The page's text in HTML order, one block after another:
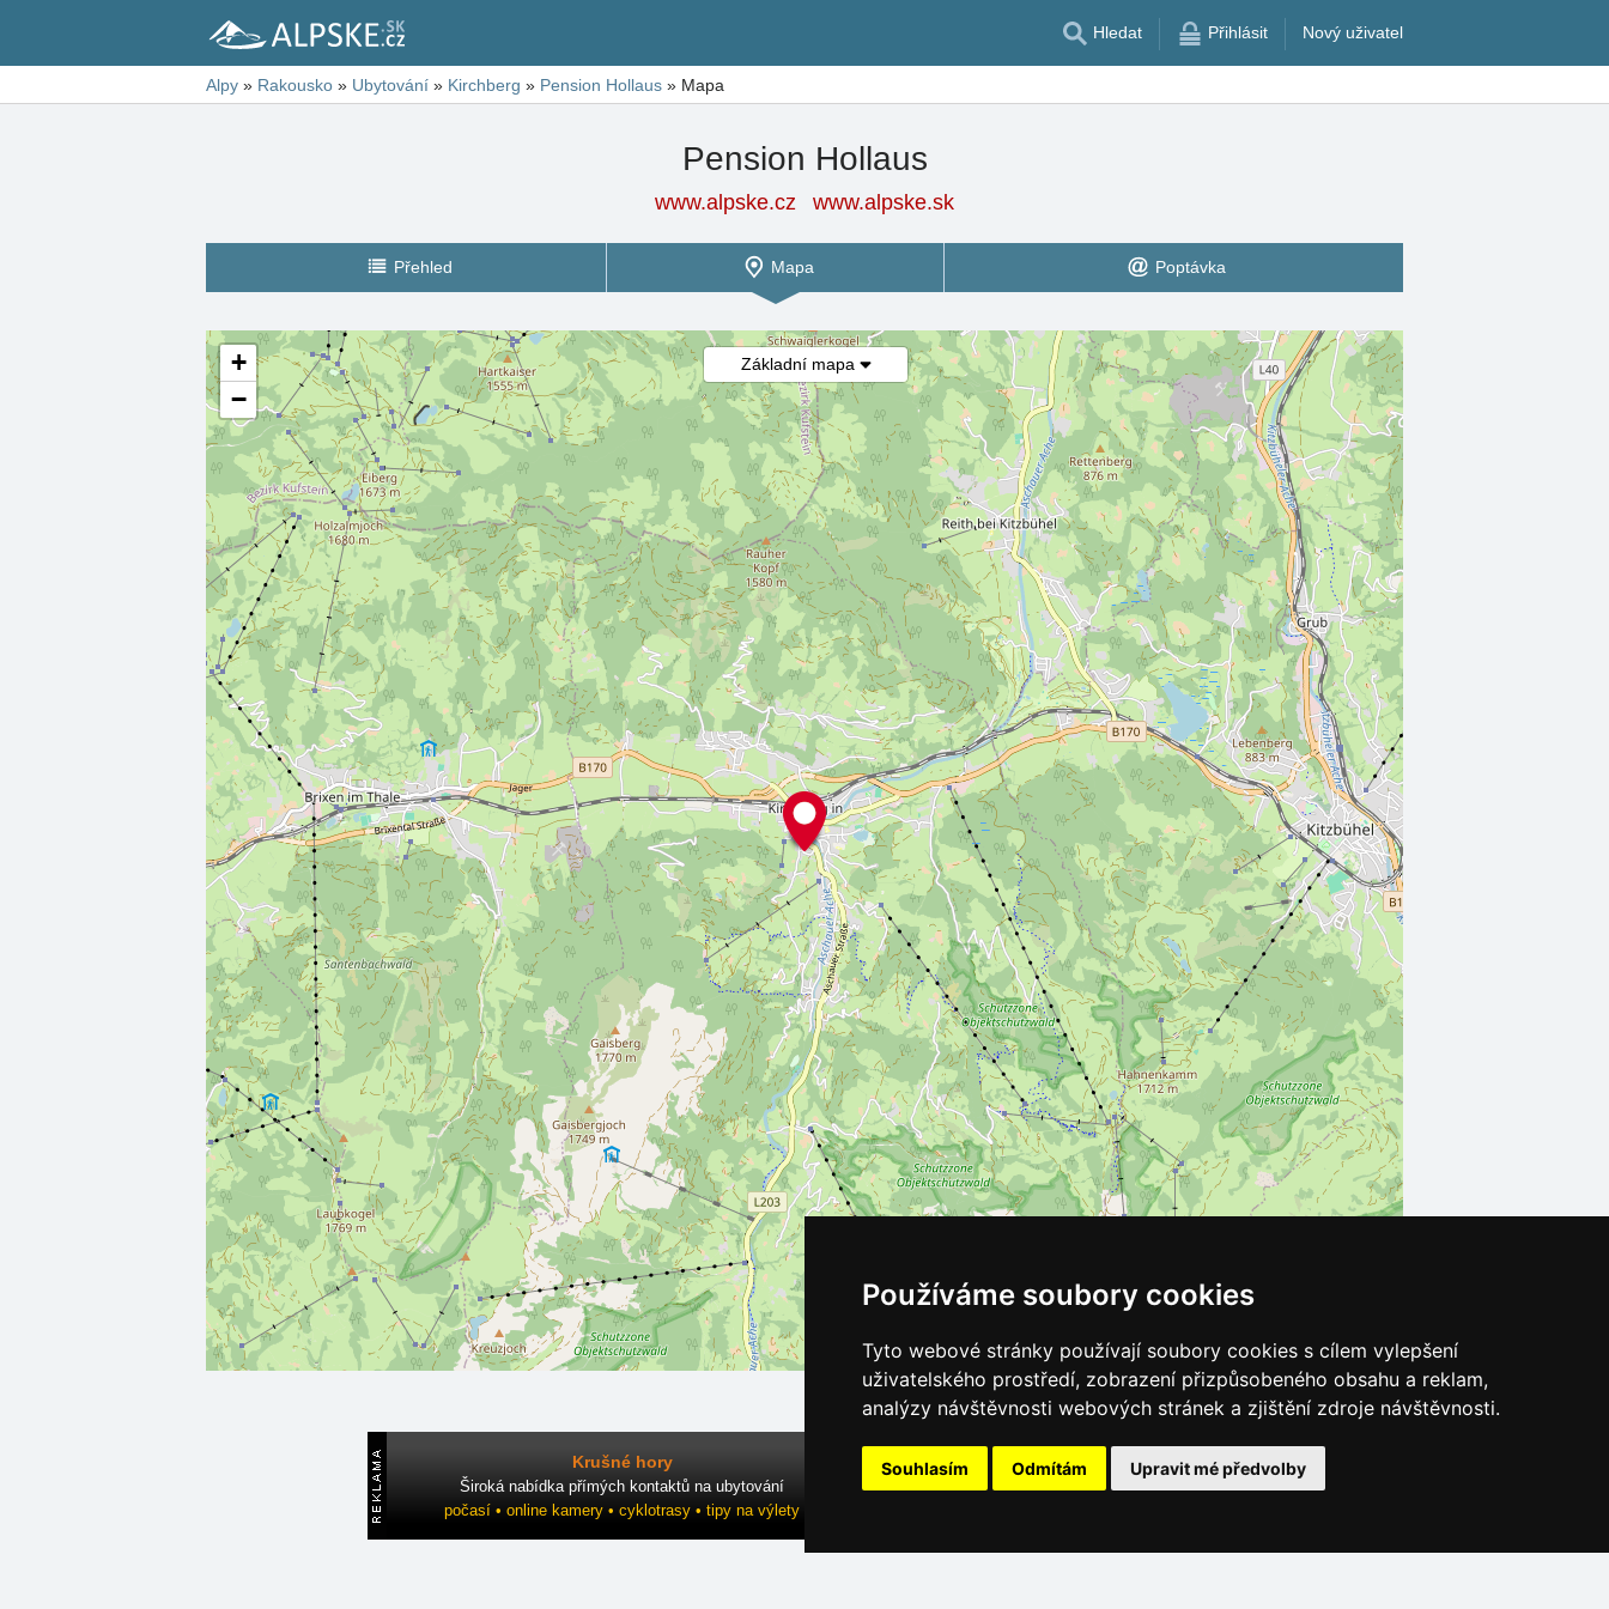
Používáme soubory cookies
Tyto webové stránky používají soubory cookies s cílem vylepšení
uživatelského prostředí, zobrazení přizpůsobeného obsahu a reklam,
analýzy návštěvnosti webových stránek a zjištění zdroje návštěvnosti.
Souhlasím Odmítám Upravit mé předvolby
Hledat Přihlásit Nový uživatel
Alpy » Rakousko » Ubytování » Kirchberg » Pension Hollaus » Mapa
Pension Hollaus
www.alpske.cz www.alpske.sk
Přehled Mapa Poptávka
Základní mapa
+
−
Leaflet | ©OpenStreetMapcontributors
Krušné hory
Široká nabídka přímých kontaktů na ubytování
počasí • online kamery • cyklotrasy • tipy na výlety